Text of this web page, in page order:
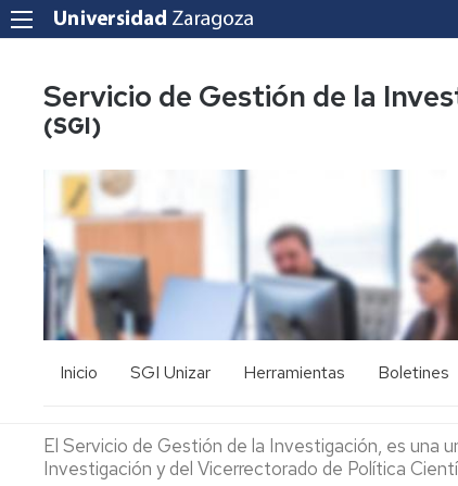
Servicio de Gestión de la
(SGI)
Inicio SGI Unizar
de
Servicio
Herramientas
DATUZ
Boletines
El Servicio de Gestión de la Investigación, es una
Investigación y del Vicerrectorado de Política